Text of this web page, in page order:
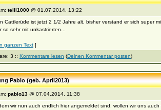
telli1000 @ 01.07.2014, 13:22
Cattlerüde ist jetzt 2 1/2 Jahre alt, bisher verstand er sich super
so sehr mit unkastrierten...
ganzen Text ]
3 :: Kommentare lesen (Deinen Kommentar posten)
Pablo (geb. April2013)
pablo13 @ 07.04.2014, 11:38
wir nun auch endlich hier angemeldet sind, wollen wir uns